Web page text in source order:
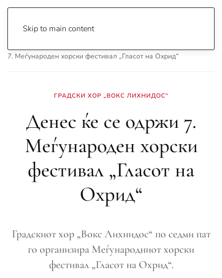
Skip to main content
7. Меѓународен хорски фестивал „Гласот на Охрид“
ГРАДСКИ ХОР „ВОКС ЛИХНИДОС“
Денес ќе се одржи 7.
Меѓународен хорски
фестивал „Гласот на
Охрид“
Градскиот хор „Вокс Лихнидос“ по седми пат
го организира Меѓународниот хорски
фестивал „Гласот на Охрид“.